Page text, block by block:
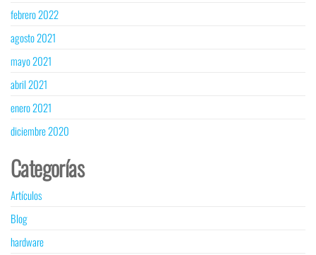
febrero 2022
agosto 2021
mayo 2021
abril 2021
enero 2021
diciembre 2020
Categorías
Artículos
Blog
hardware